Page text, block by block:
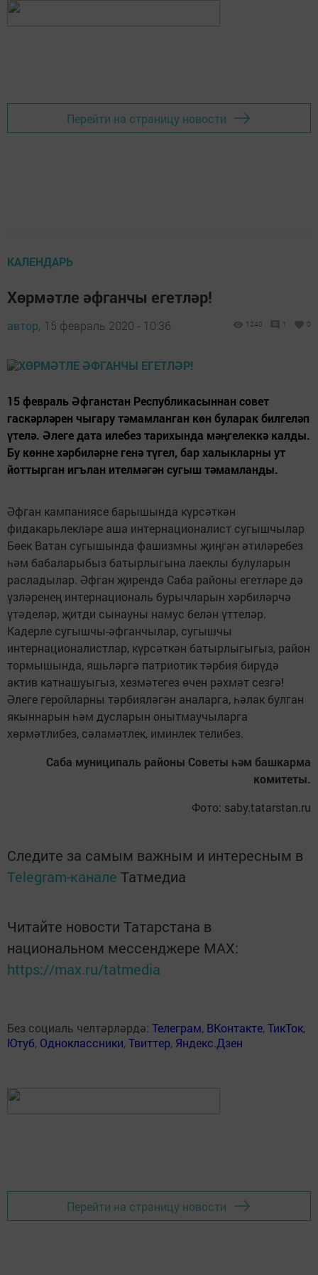
Перейти на страницу новости
КАЛЕНДАРЬ
Хөрмәтле әфганчы егетләр!
автор, 15 февраль 2020 - 10:36 1240 1 0
15 февраль Әфганстан Республикасыннан совет
гаскәрләрен чыгару тәмамланган көн буларак билгеләп
үтелә. Әлеге дата илебез тарихында мәңгелеккә калды.
Бу көнне хәрбиләрне генә түгел, бар халыкларны ут
йоттырган игълан ителмәгән сугыш тәмамланды.
Әфган кампаниясе барышында күрсәткән
фидакарьлекләре аша интернационалист сугышчылар
Бөек Ватан сугышында фашизмны җиңгән әтиләребез
һәм бабаларыбыз батырлыгына лаеклы булуларын
расладылар. Әфган җирендә Саба районы егетләре дә
үзләренең интернациональ бурычларын хәрбиләрчә
үтәделәр, җитди сынауны намус белән үттеләр.
Кадерле сугышчы-әфганчылар, сугышчы
интернационалистлар, күрсәткән батырлыгыгыз, район
тормышында, яшьләргә патриотик тәрбия бирүдә
актив катнашуыгыз, хезмәтегез өчен рәхмәт сезгә!
Әлеге геройларны тәрбияләгән аналарга, һәлак булган
якыннарын һәм дусларын онытмаучыларга
хөрмәтлибез, сәламәтлек, иминлек телибез.
Саба муниципаль районы Советы һәм башкарма
комитеты.
Фото: saby.tatarstan.ru
Следите за самым важным и интересным в
Telegram-канале Татмедиа
Читайте новости Татарстана в
национальном мессенджере MАХ:
https://max.ru/tatmedia
Без социаль челтәрләрдә: Телеграм, ВКонтакте,ТикТок,
Ютуб, Одноклассники,Твиттер, Яндекс.Дзен
Перейти на страницу новости